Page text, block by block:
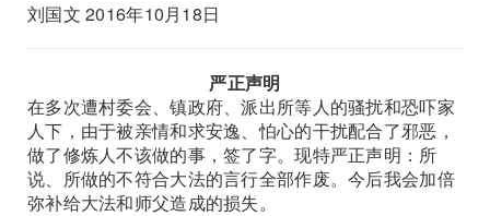
刘国文 2016年10月18日
严正声明
在多次遭村委会、镇政府、派出所等人的骚扰和恐吓家
人下，由于被亲情和求安逸、怕心的干扰配合了邪恶，
做了修炼人不该做的事，签了字。现特严正声明：所
说、所做的不符合大法的言行全部作废。今后我会加倍
弥补给大法和师父造成的损失。